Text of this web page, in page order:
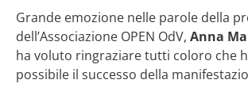
Grande emozione nelle parole della
dell’Associazione OPEN OdV, Anna
ha voluto ringraziare tutti coloro che
possibile il successo della